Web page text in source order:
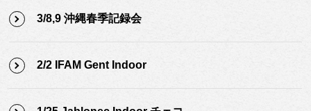
3/8,9 沖縄春季記録会
2/2 IFAM Gent Indoor